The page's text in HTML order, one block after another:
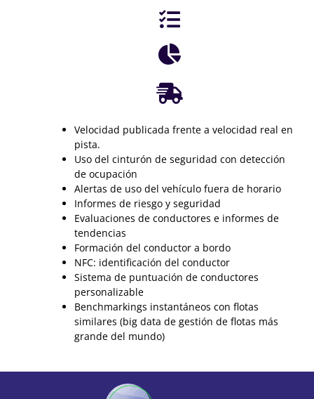
Velocidad publicada frente a velocidad real en
pista.
Uso del cinturón de seguridad con detección
de ocupación
Alertas de uso del vehículo fuera de horario
Informes de riesgo y seguridad
Evaluaciones de conductores e informes de
tendencias
Formación del conductor a bordo
NFC: identificación del conductor
Sistema de puntuación de conductores
personalizable
Benchmarkings instantáneos con flotas
similares (big data de gestión de flotas más
grande del mundo)